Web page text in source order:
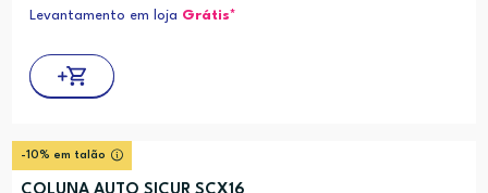
Levantamento em loja Grátis*
-10% em talão